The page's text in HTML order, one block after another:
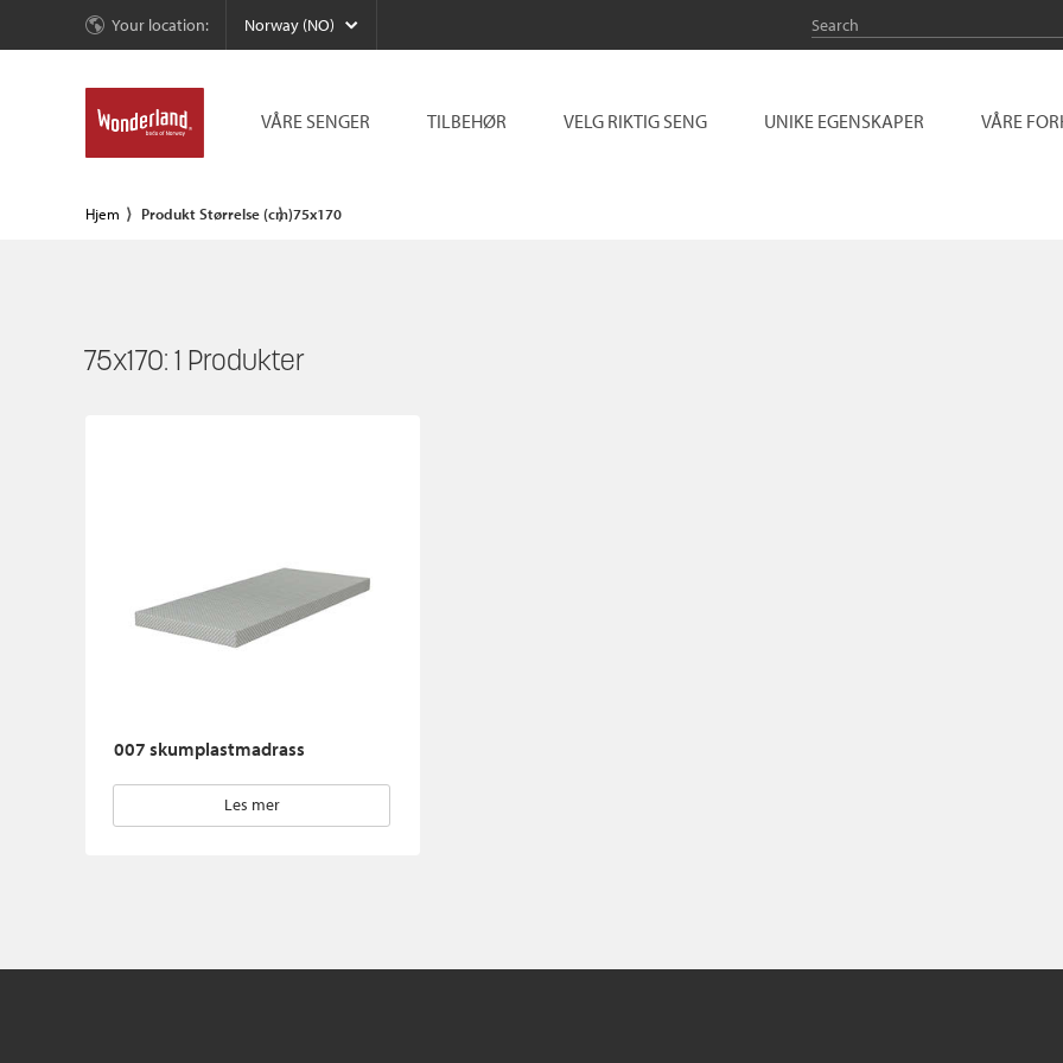
Your location: Norway (NO)
VÅRE SENGER TILBEHØR VELG RIKTIG SENG UNIKE EGENSKAPER VÅRE
Hjem Produkt Størrelse (cm)75x170
75x170: 1 Produkter
007 skumplastmadrass
Les mer